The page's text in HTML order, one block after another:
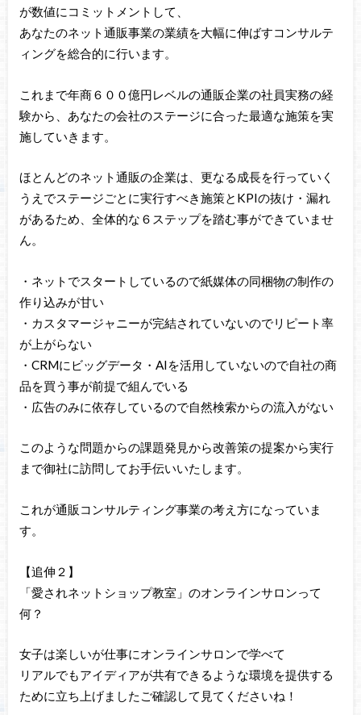
が数値にコミットメントして、
あなたのネット通販事業の業績を大幅に伸ばすコンサルテ
ィングを総合的に行います。
これまで年商６００億円レベルの通販企業の社員実務の経
験から、あなたの会社のステージに合った最適な施策を実
施していきます。
ほとんどのネット通販の企業は、更なる成長を行っていく
うえでステージごとに実行すべき施策とKPIの抜け・漏れ
があるため、全体的な６ステップを踏む事ができていませ
ん。
・ネットでスタートしているので紙媒体の同梱物の制作の
作り込みが甘い
・カスタマージャニーが完結されていないのでリピート率
が上がらない
・CRMにビッグデータ・AIを活用していないので自社の商
品を買う事が前提で組んでいる
・広告のみに依存しているので自然検索からの流入がない
このような問題からの課題発見から改善策の提案から実行
まで御社に訪問してお手伝いいたします。
これが通販コンサルティング事業の考え方になっていま
す。
【追伸２】
「愛されネットショップ教室」のオンラインサロンって
何？
女子は楽しいが仕事にオンラインサロンで学べて
リアルでもアイディアが共有できるような環境を提供する
ために立ち上げましたご確認して見てくださいね！